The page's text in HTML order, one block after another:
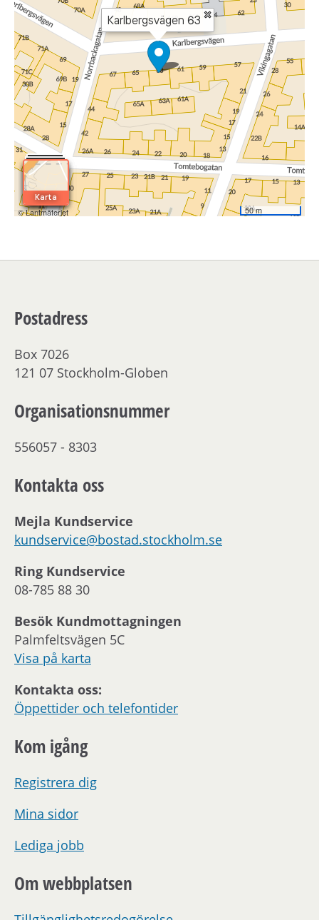
Postadress
Box 7026
121 07 Stockholm-Globen
Organisationsnummer
556057 - 8303
Kontakta oss
Mejla Kundservice
kundservice@bostad.stockholm.se
Ring Kundservice
08-785 88 30
Besök Kundmottagningen
Palmfeltsvägen 5C
Visa på karta
Kontakta oss:
Öppettider och telefontider
Kom igång
Registrera dig
Mina sidor
Lediga jobb
Om webbplatsen